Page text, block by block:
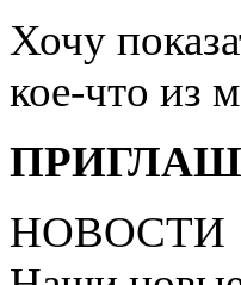
Хочу
кое-что из
НОВОСТИ